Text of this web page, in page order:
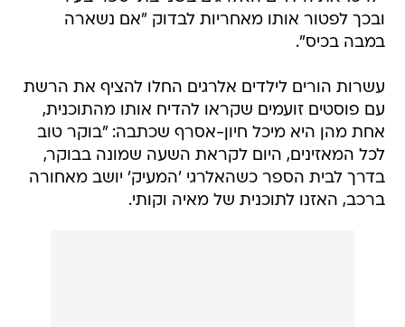
ובכך לפטור אותו מאחריות לבדוק "אם נשארה
במבה בכיס".
עשרות הורים לילדים אלרגים החלו להציף את הרשת
עם פוסטים זועמים שקראו להדיח אותו מהתוכנית,
אחת מהן היא מיכל חיון-אסרף שכתבה: "בוקר טוב
לכל המאזינים, היום לקראת השעה שמונה בבוקר,
בדרך לבית הספר כשהאלרגי 'המעיק' יושב מאחורה
ברכב, האזנו לתוכנית של מאיה וקותי.